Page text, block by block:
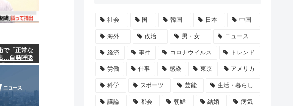
足」ではなく「低賃金不足」だった 社員に見限られて次々と...
ニーズ】光GENJI、サブスク&DL配信が解禁 デビュー3...
で「正常な
…自発呼吸
腫瘍でな
病院
社会 国 韓国 日本 中国
海外 政治 男・女 ニュース
経済 事件 コロナウイルス トレンド
労働 仕事 感染 東京 アメリカ
科学 スポーツ 芸能 生活・暮らし
議論 都会 朝鮮 結婚 病気